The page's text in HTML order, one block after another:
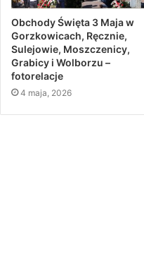
Obchody Święta 3 Maja w
Gorzkowicach, Ręcznie,
Sulejowie, Moszczenicy,
Grabicy i Wolborzu –
fotorelacje
4 maja, 2026